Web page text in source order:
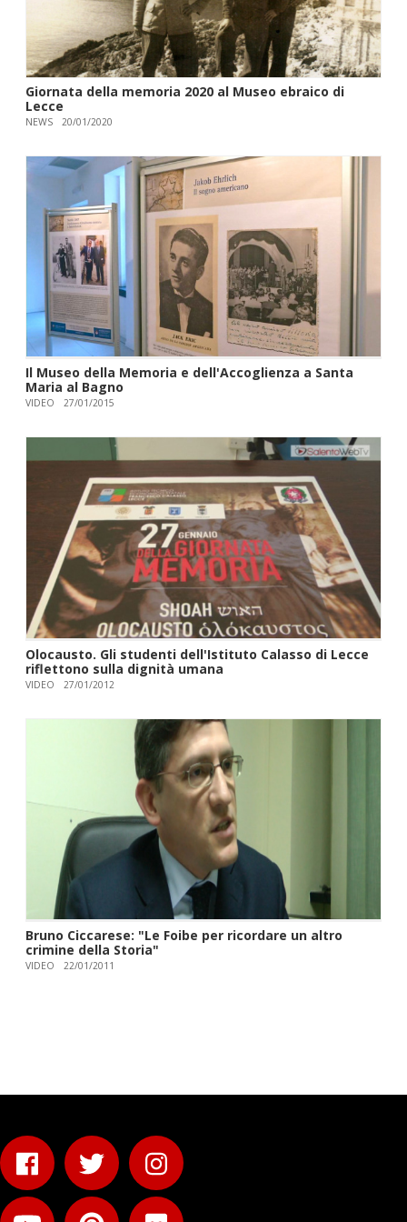
Giornata della memoria 2020 al Museo ebraico di
Lecce
NEWS 20/01/2020
Il Museo della Memoria e dell'Accoglienza a Santa
Maria al Bagno
VIDEO 27/01/2015
Olocausto. Gli studenti dell'Istituto Calasso di Lecce
riflettono sulla dignità umana
VIDEO 27/01/2012
Bruno Ciccarese: "Le Foibe per ricordare un altro
crimine della Storia"
VIDEO 22/01/2011